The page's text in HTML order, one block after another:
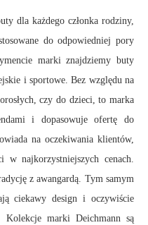
dla każdego członka rodziny,
do odpowiedniej pory
marki znajdziemy buty
i sportowe. Bez względu na
czy do dzieci, to marka
i dopasowuje ofertę do
na oczekiwania klientów,
w najkorzystniejszych cenach.
z awangardą. Tym samym
ciekawy design i oczywiście
marki Deichmann są